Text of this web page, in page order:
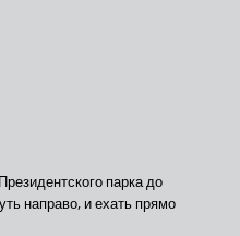
парка до
направо, и ехать прямо